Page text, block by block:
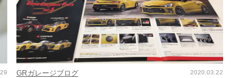
GRガレージブログ 2020.03.22